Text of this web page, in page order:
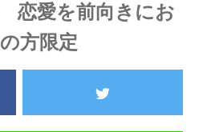
愛を前向きにお
方限定